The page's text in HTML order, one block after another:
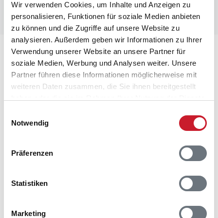
Wir verwenden Cookies, um Inhalte und Anzeigen zu
personalisieren, Funktionen für soziale Medien anbieten
zu können und die Zugriffe auf unsere Website zu
analysieren. Außerdem geben wir Informationen zu Ihrer
Verwendung unserer Website an unsere Partner für
soziale Medien, Werbung und Analysen weiter. Unsere
Partner führen diese Informationen möglicherweise mit
weiteren Daten zusammen, die Sie ihnen bereitgestellt
Notwendig
Präferenzen
Statistiken
Marketing
Lageplan
Adresse
Ferienwohnung 894
Bredgade 1 nr. 4
6960 Hvide Sande